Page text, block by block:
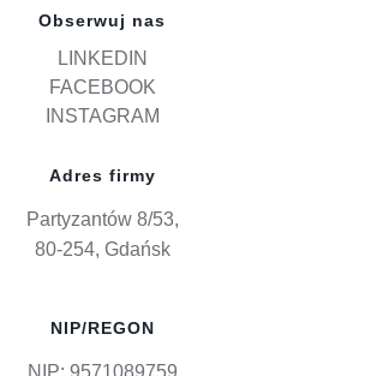
Obserwuj nas
LINKEDIN
FACEBOOK
INSTAGRAM
Adres firmy
Partyzantów 8/53,
80-254, Gdańsk
NIP/REGON
NIP: 9571089759